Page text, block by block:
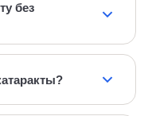
без
прозрачности
метод —